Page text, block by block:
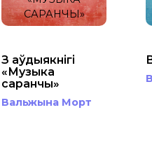
САРАНЧЫ»
З аўдыякнігі
«Музыка
саранчы»
Вальжына Морт